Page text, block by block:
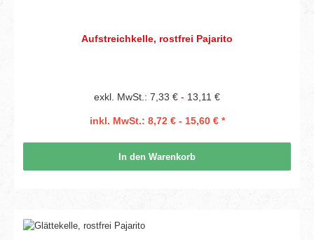
Aufstreichkelle, rostfrei Pajarito
exkl. MwSt.: 7,33 € - 13,11 €
inkl. MwSt.: 8,72 € - 15,60 € *
In den Warenkorb